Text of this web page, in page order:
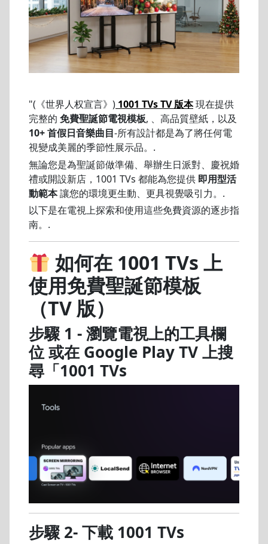
"(《世界人权宣言》) 1001 TVs TV 版本現在提供
完整的 免費聖誕節電視模板, 、高品質壁紙，以及
10+ 首假日音樂曲目-所有設計都是為了將任何電
視變成美麗的季節性展示品。.
無論您是為聖誕節做準備、舉辦生日派對、慶祝婚
禮或開設新店，1001 TVs 都能為您提供 即用型活
動範本讓您的環境更生動、更具視覺吸引力。.
以下是在電視上探索和使用這些免費資源的逐步指
南。.
如何在 1001 TVs 上
使用免費聖誕節模板
（TV 版）
步驟 1 - 瀏覽電視上的工具欄
位或在 Google Play TV 上搜
尋「1001 TVs
步驟 2- 下載 1001 TVs